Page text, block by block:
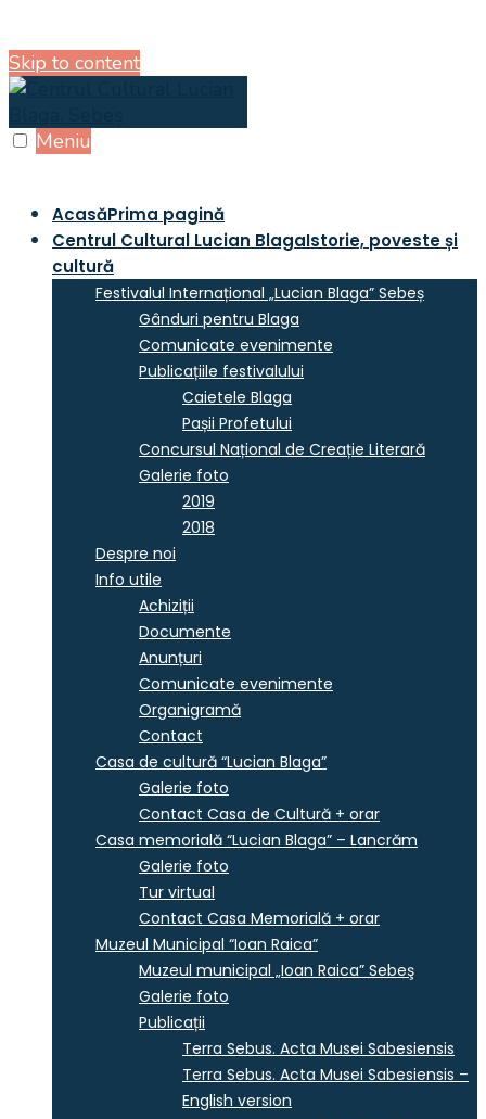
Skip to content
Meniu
AcasăPrima pagină
Centrul Cultural Lucian BlagaIstorie, poveste și
cultură
Festivalul Internațional „Lucian Blaga” Sebeș
Gânduri pentru Blaga
Comunicate evenimente
Publicațiile festivalului
Caietele Blaga
Pașii Profetului
Concursul Național de Creație Literară
Galerie foto
2019
2018
Despre noi
Info utile
Achiziții
Documente
Anunțuri
Comunicate evenimente
Organigramă
Contact
Casa de cultură “Lucian Blaga”
Galerie foto
Contact Casa de Cultură + orar
Casa memorială “Lucian Blaga” – Lancrăm
Galerie foto
Tur virtual
Contact Casa Memorială + orar
Muzeul Municipal “Ioan Raica”
Muzeul municipal „Ioan Raica” Sebeş
Galerie foto
Publicații
Terra Sebus. Acta Musei Sabesiensis
Terra Sebus. Acta Musei Sabesiensis –
English version